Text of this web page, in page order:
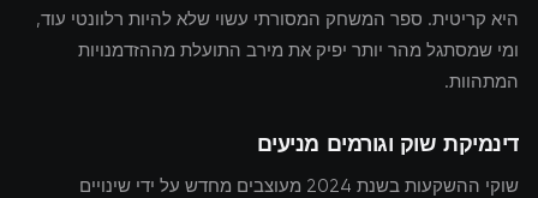
היא קריטית. ספר המשחק המסורתי עשוי שלא להיות רלוונטי עוד,
ומי שמסתגל מהר יותר יפיק את מירב התועלת מההזדמנויות
המתהוות.
דינמיקת שוק וגורמים מניעים
שוקי ההשקעות בשנת 2024 מעוצבים מחדש על ידי שינויים